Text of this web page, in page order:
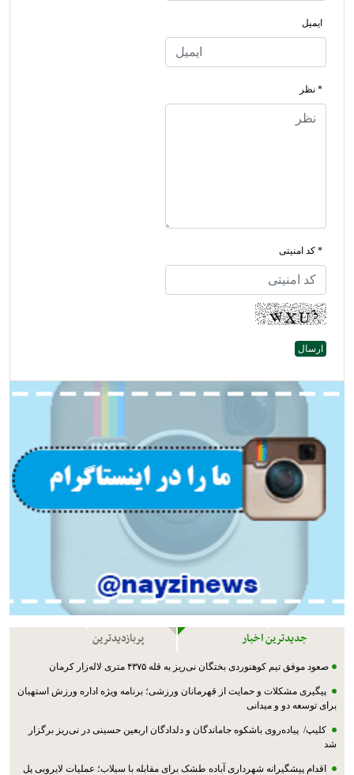
ایمیل
* نظر
* کد امنیتی
جدیدترین اخبار پربازدیدترین
صعود موفق تیم کوهنوردی بختگان نی‌ریز به قله ۴۳۷۵ متری لاله‌زار کرمان
پیگیری مشکلات و حمایت از قهرمانان ورزشی؛ برنامه ویژه اداره ورزش استهبان
برای توسعه دو و میدانی
کلیپ/ پیاده‌روی باشکوه جاماندگان و دلدادگان اربعین حسینی در نی‌ریز برگزار
شد
اقدام پیشگیرانه شهرداری آباده طشک برای مقابله با سیلاب؛ عملیات لایروبی پل